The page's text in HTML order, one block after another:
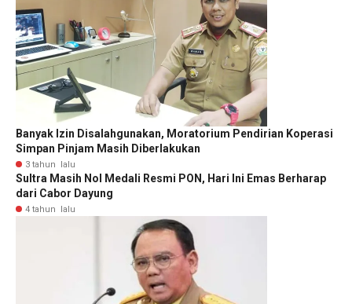
Banyak Izin Disalahgunakan, Moratorium Pendirian Koperasi
Simpan Pinjam Masih Diberlakukan
3 tahun lalu
Sultra Masih Nol Medali Resmi PON, Hari Ini Emas Berharap
dari Cabor Dayung
4 tahun lalu